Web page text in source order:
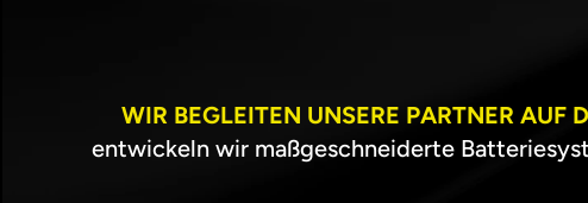
WIR BEGLEITEN UNSERE PARTNER AUF
entwickeln wir maßgeschneiderte